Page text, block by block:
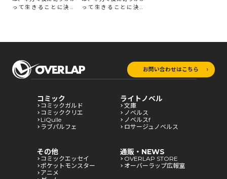
って生きることに決め
って生きることに決め
お問い合わせはこちら
コミック
コミックガルド
コミッククリエ
LiQulle
ラブパルフェ
ライトノベル
文庫
ノベルス
ノベルスf
ロサージュノベルス
その他
コミックエッセイ
ポケットモンスター
アニメ
通販・NEWS
OVERLAP STORE
オーバーラップ広報室